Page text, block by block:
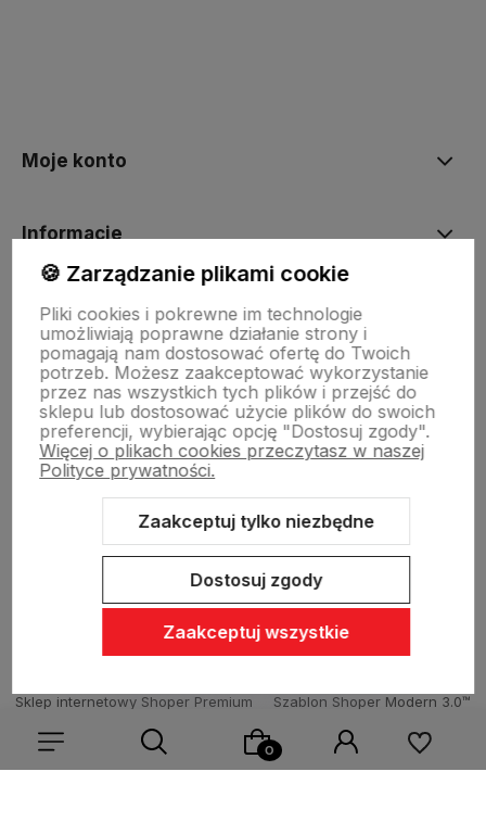
Moje konto
Informacje
O nas
Dostawa i płatności
Sklepy stacjonarne
Obsługa hurtowa
Sklep internetowy Shoper Premium
Szablon Shoper Modern 3.0™
🍪 Zarządzanie plikami cookie
Pliki cookies i pokrewne im technologie
umożliwiają poprawne działanie strony i
pomagają nam dostosować ofertę do Twoich
potrzeb. Możesz zaakceptować wykorzystanie
przez nas wszystkich tych plików i przejść do
sklepu lub dostosować użycie plików do swoich
preferencji, wybierając opcję "Dostosuj zgody".
Więcej o plikach cookies przeczytasz w naszej
Polityce prywatności.
Zaakceptuj tylko niezbędne
Dostosuj zgody
Zaakceptuj wszystkie